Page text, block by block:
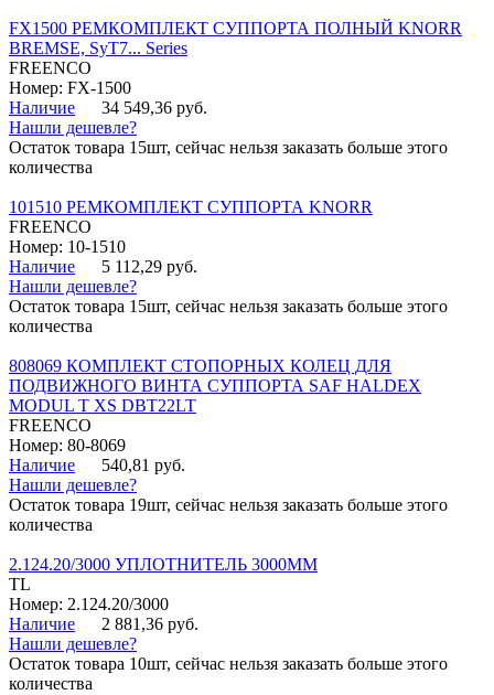
FX1500 РЕМКОМПЛЕКТ СУППОРТА ПОЛНЫЙ KNORR
BREMSE, SyT7... Series
FREENCO
Номер: FX-1500
Наличие
34 549,36 руб.
Нашли дешевле?
Остаток товара 15шт, сейчас нельзя заказать больше этого
количества
101510 РЕМКОМПЛЕКТ СУППОРТА KNORR
FREENCO
Номер: 10-1510
Наличие
5 112,29 руб.
Нашли дешевле?
Остаток товара 15шт, сейчас нельзя заказать больше этого
количества
808069 КОМПЛЕКТ СТОПОРНЫХ КОЛЕЦ ДЛЯ
ПОДВИЖНОГО ВИНТА СУППОРТА SAF HALDEX
MODUL T XS DBT22LT
FREENCO
Номер: 80-8069
Наличие
540,81 руб.
Нашли дешевле?
Остаток товара 19шт, сейчас нельзя заказать больше этого
количества
2.124.20/3000 УПЛОТНИТЕЛЬ 3000ММ
TL
Номер: 2.124.20/3000
Наличие
2 881,36 руб.
Нашли дешевле?
Остаток товара 10шт, сейчас нельзя заказать больше этого
количества